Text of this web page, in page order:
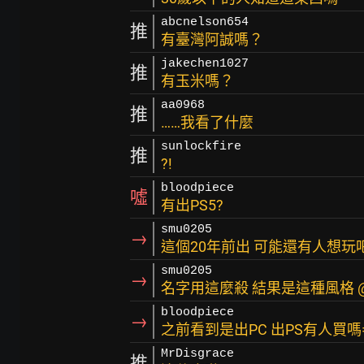
推 abcnelson654
有臺灣阿誠嗎？
推 jakechen1027
有玉米嗎？
推 aa0968
……我看了什麼
推 sunlockfire
?!
噓 bloodpiece
有出PS5?
→ smu0205
這個20年前出 可能還有人想玩
→ smu0205
名字用這麼殺 結果是這種風格
→ bloodpiece
之前看到是出PC 出PS有人買嗎
MrDisgrace